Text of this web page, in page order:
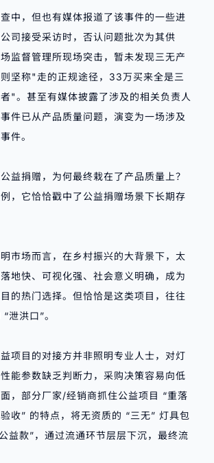
中，但也有媒体报道了该事件的一些进
司接受采访时，否认问题批次为其供
监督管理所现场突击，暂未发现三无产
坚称"走的正规途径，33万买来全是三
"。甚至有媒体披露了涉及的相关负责人
件已从产品质量问题，演变为一场涉及
件。
益捐赠，为何最终栽在了产品质量上？
，它恰恰戳中了公益捐赠场景下长期存
市场而言，在乡村振兴的大背景下，太
地快、可视化强、社会意义明确，成为
的热门选择。但恰恰是这类项目，往往
泄洪口”。
项目的对接方并非照明专业人士，对灯
能参数缺乏判断力，采购决策容易向低
，部分厂家/经销商抓住公益项目 “重落
收” 的特点，将无资质的 “三无” 灯具包
益款”，通过流通环节层层下沉，最终流